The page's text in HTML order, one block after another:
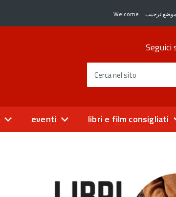
Welcome موضع ترحيب
Seguici
Cerca nel sito
eventi
libri e film consigliati